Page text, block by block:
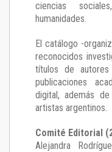
ciencias
humanidades.
El catálogo -
reconocidos
títulos de
publicaciones
digital, además
artistas argentinos.
Comité Editorial
Alejandra